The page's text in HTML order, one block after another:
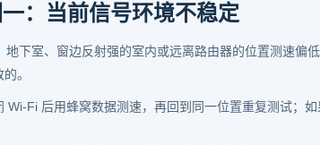
：当前信号环境不稳定
地下室、窗边反射强的室内或远离路由器的位置测速偏
。
Wi-Fi 后用蜂窝数据测速，再回到同一位置重复测试；